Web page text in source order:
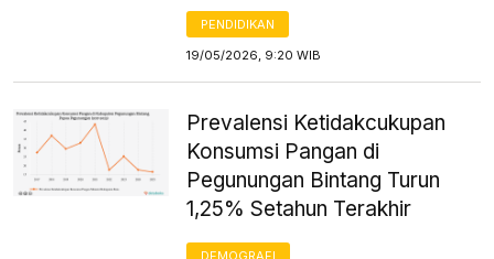
PENDIDIKAN
19/05/2026, 9:20 WIB
Prevalensi Ketidakcukupan
Konsumsi Pangan di
Pegunungan Bintang Turun
1,25% Setahun Terakhir
DEMOGRAFI